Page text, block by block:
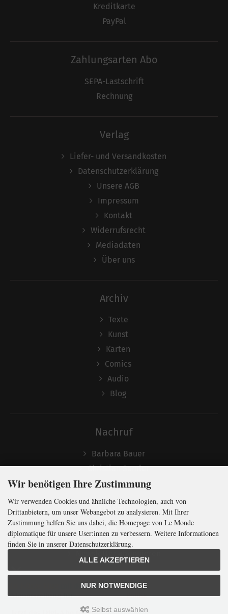
mit der weltweitgrößten
MonatszeitungfürinternationalePolitik
Kreditkarte
PayPal
Zahlungsarten Abo
SEPA-Lastschrift
Rechnung
Verlag
Liefer- und Versandkosten
Datenschutzerklärung
Unsere AGB
Impressum
Kontakt
Widerrufsrecht
Mediadaten
Über uns
Archiv
Texte
Kunst
Karten
Comics
Audio
Blog
Nachruf
Barbara Bauer
Christian Semler
Folgen
Wir benötigen Ihre Zustimmung
Wir verwenden Cookies und ähnliche Technologien, auch von
Drittanbietern, um unser Webangebot zu analysieren. Mit Ihrer
Zustimmung helfen Sie uns dabei, die Homepage von Le Monde
diplomatique für unsere User:innen zu verbessern. Weitere Informationen
finden Sie in unserer Datenschutzerklärung.
ALLE AKZEPTIEREN
NUR NOTWENDIGE
Selbst auswählen